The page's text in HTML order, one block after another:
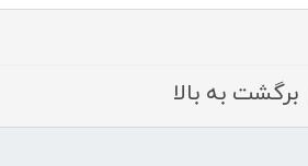
برگشت به بالا